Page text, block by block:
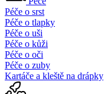
Péče o srst
Péče o tlapky
Péče o uši
Péče o kůži
Péče o oči
Péče o zuby
Kartáče a kleště na drápky